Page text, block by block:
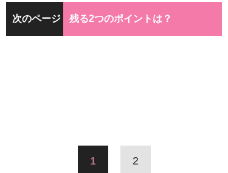
次のページ 残る2つのポイントは？
1 2